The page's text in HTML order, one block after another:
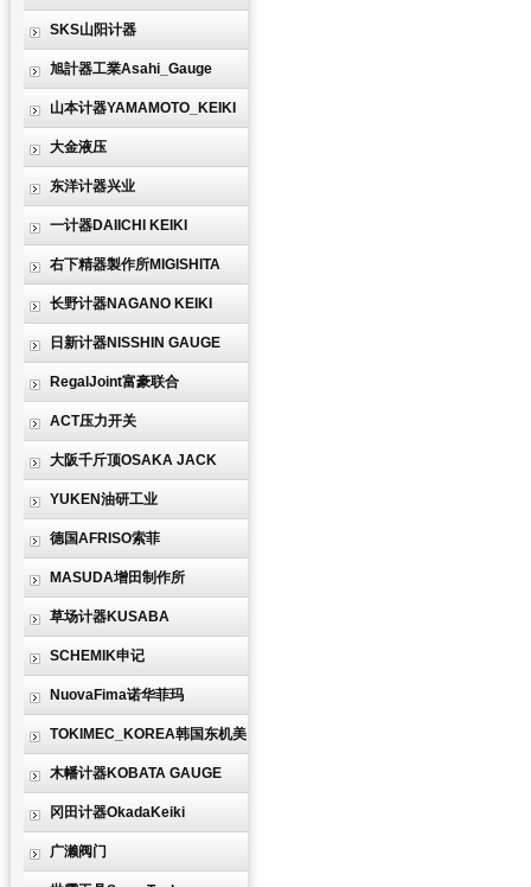
SKS山阳计器
旭計器工業Asahi_Gauge
山本计器YAMAMOTO_KEIKI
大金液压
东洋计器兴业
一计器DAIICHI KEIKI
右下精器製作所MIGISHITA
长野计器NAGANO KEIKI
日新计器NISSHIN GAUGE
RegalJoint富豪联合
ACT压力开关
大阪千斤顶OSAKA JACK
YUKEN油研工业
德国AFRISO索菲
MASUDA增田制作所
草场计器KUSABA
SCHEMIK申记
NuovaFima诺华菲玛
TOKIMEC_KOREA韩国东机美
木幡计器KOBATA GAUGE
冈田计器OkadaKeiki
广濑阀门